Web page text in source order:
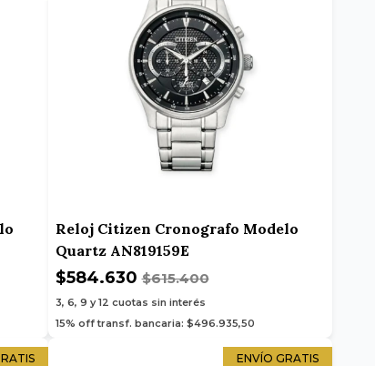
Reloj Citizen Cronografo Modelo
Quartz AN819159E
$584.630$615.400
3, 6, 9 y 12 cuotas sin interés
15% off transf. bancaria: $496.935,50
ENVÍO GRATIS